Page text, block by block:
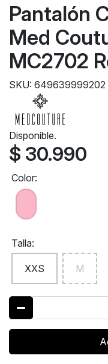
Pantalón
Med
MC2702
SKU: 649639999202
Disponible.
$ 30.990
Color:
Talla:
XXS M